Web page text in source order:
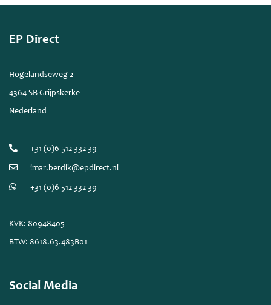
EP Direct
Hogelandseweg 2
4364 SB Grijpskerke
Nederland
+31 (0)6 512 332 39
imar.berdik@epdirect.nl
+31 (0)6 512 332 39
KVK: 80948405
BTW: 8618.63.483B01
Social Media